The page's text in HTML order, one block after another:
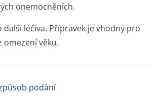
onemocněních.
léčiva. Přípravek je vhodný pro
omezení věku.
podání